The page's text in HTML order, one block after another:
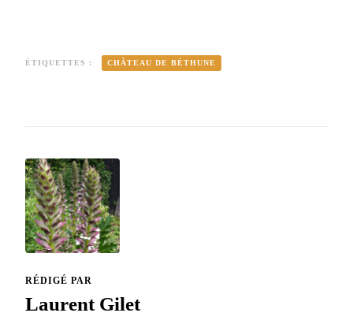
ÉTIQUETTES : CHÂTEAU DE BÉTHUNE
RÉDIGÉ PAR
Laurent Gilet